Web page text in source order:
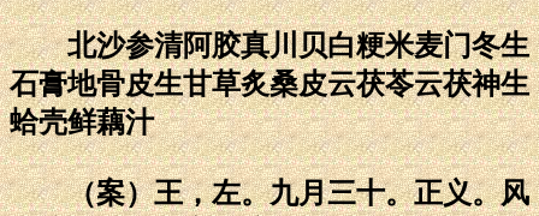
北沙参清阿胶真川贝白粳米麦门冬生
石膏地骨皮生甘草炙桑皮云茯苓云茯神生
蛤壳鲜藕汁
（案）王，左。九月三十。正义。风